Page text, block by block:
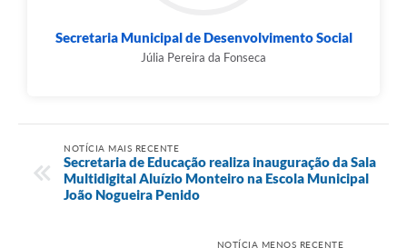
Secretaria Municipal de Desenvolvimento Social
Júlia Pereira da Fonseca
NOTÍCIA MAIS RECENTE
Secretaria de Educação realiza inauguração da Sala
Multidigital Aluízio Monteiro na Escola Municipal
João Nogueira Penido
NOTÍCIA MENOS RECENTE